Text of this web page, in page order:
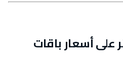
على أسعار باقات